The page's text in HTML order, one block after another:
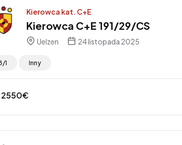
Kierowca kat. C+E
Kierowca C+E 191/29/CS
Uelzen 24 listopada 2025
1 Inny
2550€